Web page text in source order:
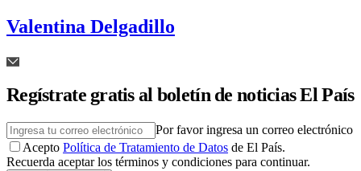
Valentina Delgadillo
Regístrate gratis al boletín de noticias El País
Por favor ingresa un correo electrónico
Acepto Política de Tratamiento de Datos de El País.
Recuerda aceptar los términos y condiciones para continuar.